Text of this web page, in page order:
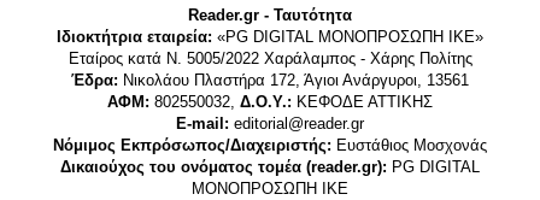
Reader.gr - Ταυτότητα
Ιδιοκτήτρια εταιρεία: «PG DIGITAL MONΟΠΡΟΣΩΠΗ ΙΚΕ»
Εταίρος κατά Ν. 5005/2022 Χαράλαμπος - Χάρης Πολίτης
Έδρα: Νικολάου Πλαστήρα 172, Άγιοι Ανάργυροι, 13561
ΑΦΜ: 802550032, Δ.Ο.Υ.: ΚΕΦΟΔΕ ΑΤΤΙΚΗΣ
E-mail: editorial@reader.gr
Νόμιμος Εκπρόσωπος/Διαχειριστής: Ευστάθιος Μοσχονάς
Δικαιούχος του ονόματος τομέα (reader.gr): PG DIGITAL
MONΟΠΡΟΣΩΠΗ ΙΚΕ